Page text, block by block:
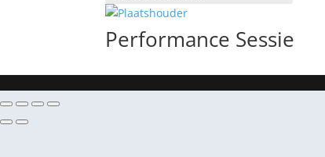
Performance Sessie